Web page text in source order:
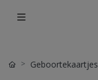
Geboortekaartjes